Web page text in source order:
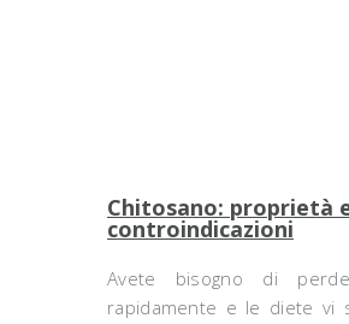
Chitosano: proprietà
controindicazioni
Avete bisogno di
rapidamente e le diete vi